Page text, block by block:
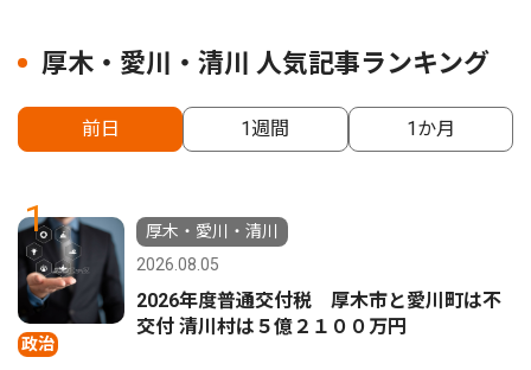
厚木・愛川・清川 人気記事ランキング
前日 1週間 1か月
1
政治
厚木・愛川・清川
2026.08.05
2026年度普通交付税 厚木市と愛川町は不
交付 清川村は５億２１００万円